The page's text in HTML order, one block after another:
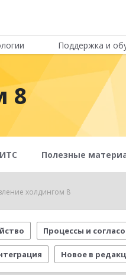
Поддержка и
8
Полезные
холдингом 8
Процессы и
Новое в